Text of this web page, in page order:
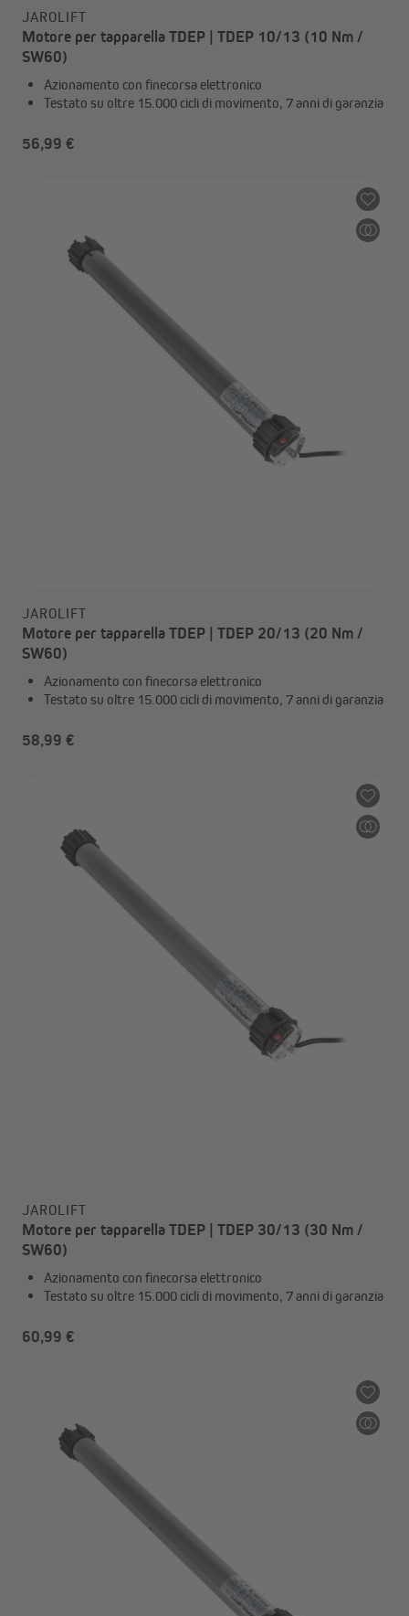
JAROLIFT
Motore per tapparella TDEP | TDEP 10/13 (10 Nm /
SW60)
Azionamento con finecorsa elettronico
Testato su oltre 15.000 cicli di movimento, 7 anni di garanzia
56,99 €
JAROLIFT
Motore per tapparella TDEP | TDEP 20/13 (20 Nm /
SW60)
Azionamento con finecorsa elettronico
Testato su oltre 15.000 cicli di movimento, 7 anni di garanzia
58,99 €
JAROLIFT
Motore per tapparella TDEP | TDEP 30/13 (30 Nm /
SW60)
Azionamento con finecorsa elettronico
Testato su oltre 15.000 cicli di movimento, 7 anni di garanzia
60,99 €